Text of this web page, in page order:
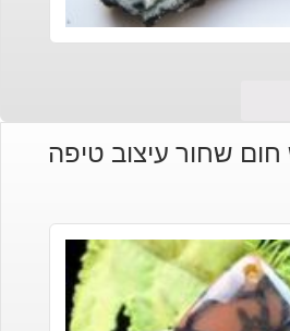
חום שחור עיצוב טיפה